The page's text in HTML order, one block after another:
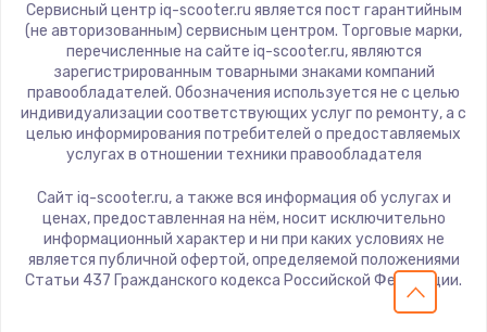
Сервисный центр iq-scooter.ru является пост гарантийным
(не авторизованным) сервисным центром. Торговые марки,
перечисленные на сайте iq-scooter.ru, являются
зарегистрированным товарными знаками компаний
правообладателей. Обозначения используется не с целью
индивидуализации соответствующих услуг по ремонту, а с
целью информирования потребителей о предоставляемых
услугах в отношении техники правообладателя
Сайт iq-scooter.ru, а также вся информация об услугах и
ценах, предоставленная на нём, носит исключительно
информационный характер и ни при каких условиях не
является публичной офертой, определяемой положениями
Статьи 437 Гражданского кодекса Российской Федерации.